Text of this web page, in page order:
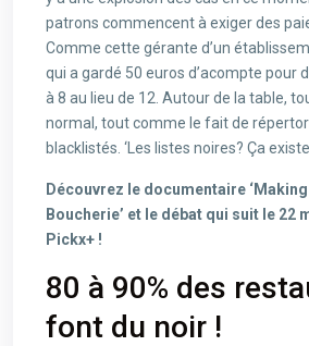
patrons commencent à exiger des
Comme cette gérante d’un
qui a gardé 50 euros d’acompte pour
à 8 au lieu de 12. Autour de la table,
normal, tout comme le fait de
blacklistés. ‘Les listes noires? Ça
Découvrez le documentaire
Boucherie’ et le débat qui suit le 22
Pickx+ !
80 à 90% des
font du noir !